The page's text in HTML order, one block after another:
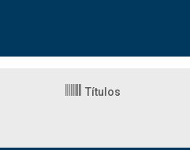
Títulos